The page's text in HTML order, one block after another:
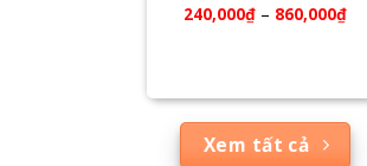
240,000₫ – 860,000₫
Xem tất cả